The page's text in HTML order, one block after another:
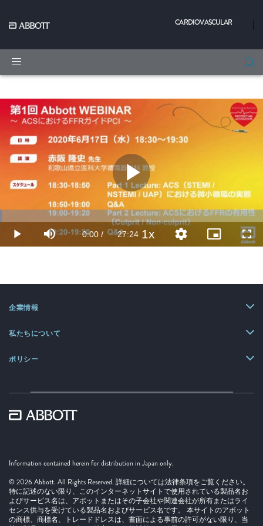
CARDIOVASCULAR |
Play
Video
Play Mute Current
0:00 / Duration
27:24
0.60%
1xPlayback
Rate
品
質
Picture-
in-
企業情報
私たちについて
ポリシー
Information contained herein for distribution in Japan only.
© 2026 Abbott. All Rights Reserved. 詳細については法律条項をご覧ください。
特に記述のない限り、このインターネットサイトで使用されている製品名お
よびサービス名は、アボットまたはその子会社や関連会社が所有またはライ
センス供与を受けている製品名およびサービス名です。 本サイトのアボット
の商標、商標名、トレードドレスは、書面による事前の許可がない限り、当